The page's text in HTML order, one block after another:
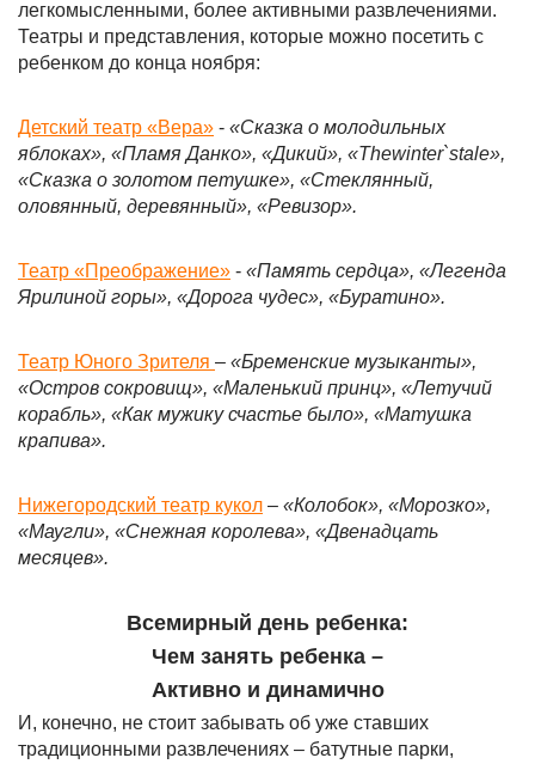
легкомысленными, более активными развлечениями.
Театры и представления, которые можно посетить с
ребенком до конца ноября:
Детский театр «Вера» - «Сказка о молодильных
яблоках», «Пламя Данко», «Дикий», «Thewinter`stale»,
«Сказка о золотом петушке», «Стеклянный,
оловянный, деревянный», «Ревизор».
Театр «Преображение» - «Память сердца», «Легенда
Ярилиной горы», «Дорога чудес», «Буратино».
Театр Юного Зрителя – «Бременские музыканты»,
«Остров сокровищ», «Маленький принц», «Летучий
корабль», «Как мужику счастье было», «Матушка
крапива».
Нижегородский театр кукол – «Колобок», «Морозко»,
«Маугли», «Снежная королева», «Двенадцать
месяцев».
Всемирный день ребенка:
Чем занять ребенка –
Активно и динамично
И, конечно, не стоит забывать об уже ставших
традиционными развлечениях – батутные парки,